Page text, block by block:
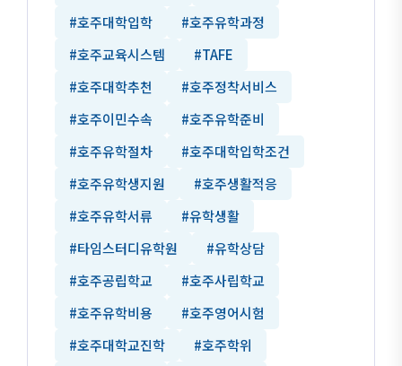
#호주대학입학
#호주유학과정
#호주교육시스템
#TAFE
#호주대학추천
#호주정착서비스
#호주이민수속
#호주유학준비
#호주유학절차
#호주대학입학조건
#호주유학생지원
#호주생활적응
#호주유학서류
#유학생활
#타임스터디유학원
#유학상담
#호주공립학교
#호주사립학교
#호주유학비용
#호주영어시험
#호주대학교진학
#호주학위